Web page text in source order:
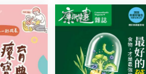
健康健身